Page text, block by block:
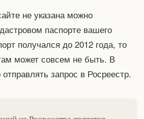
не указана можно
паспорте вашего
получался до 2012 года, то
может совсем не быть. В
запрос в Росреестр.